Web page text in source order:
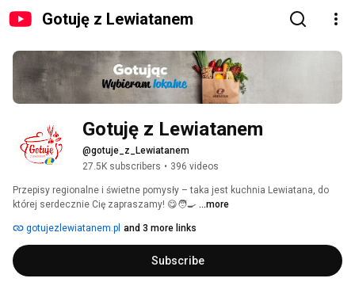
Gotuję z Lewiatanem
Gotuję z Lewiatanem
@gotuje_z_Lewiatanem
27.5K subscribers • 396 videos
Przepisy regionalne i świetne pomysły – taka jest kuchnia Lewiatana, do
której serdecznie Cię zapraszamy! 😋🧑‍🍳 ...more
gotujezlewiatanem.pl and 3 more links
Subscribe